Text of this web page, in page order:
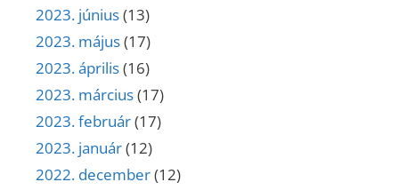
2023. június(13)
2023. május(17)
2023. április(16)
2023. március(17)
2023. február(17)
2023. január(12)
2022. december(12)